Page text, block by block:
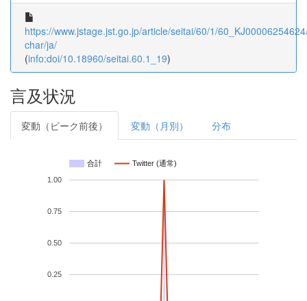
https://www.jstage.jst.go.jp/article/seitai/60/1/
char/ja/
(info:doi/10.18960/seitai.60.1_19)
言及状況
変動（ピーク前後） 変動（月別） 分布
合計 Twitter (通常)
0.25
0.50
0.75
1.00